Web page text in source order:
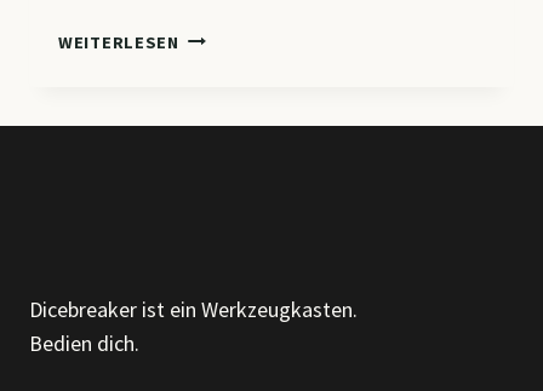
WEITERLESEN CM7
Dicebreaker ist ein Werkzeugkasten.
Bedien dich.